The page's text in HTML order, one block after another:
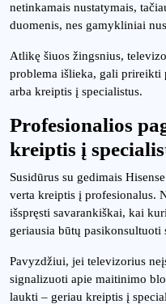
netinkamais nustatymais,
duomenis, nes gamykliniai
Atlikę šiuos žingsnius,
problema išlieka, gali prireikti
arba kreiptis į specialistus.
Profesionalios
kreiptis į
Susidūrus su gedimais
verta kreiptis į profesionalus.
išspręsti savarankiškai, kai
geriausia būtų pasikonsultuoti
Pavyzdžiui, jei televizorius
signalizuoti apie maitinimo
laukti – geriau kreiptis į